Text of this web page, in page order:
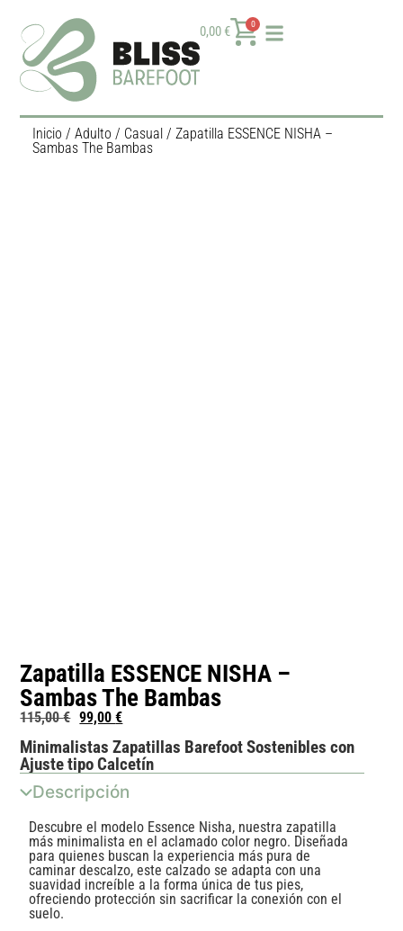
0,00€ 0
Inicio / Adulto / Casual/ Zapatilla ESSENCE NISHA –
Sambas The Bambas
Zapatilla ESSENCE NISHA –
Sambas The Bambas
115,00€ 99,00€
Minimalistas Zapatillas Barefoot Sostenibles con
Ajuste tipo Calcetín
Descripción
Descubre el modelo Essence Nisha, nuestra zapatilla
más minimalista en el aclamado color negro. Diseñada
para quienes buscan la experiencia más pura de
caminar descalzo, este calzado se adapta con una
suavidad increíble a la forma única de tus pies,
ofreciendo protección sin sacrificar la conexión con el
suelo.